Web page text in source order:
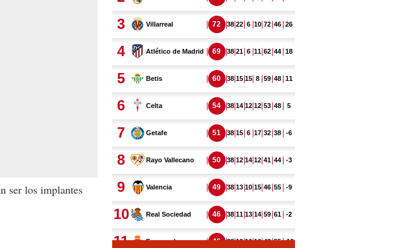
ser los implantes